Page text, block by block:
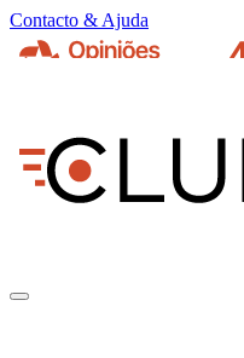
Contacto & Ajuda